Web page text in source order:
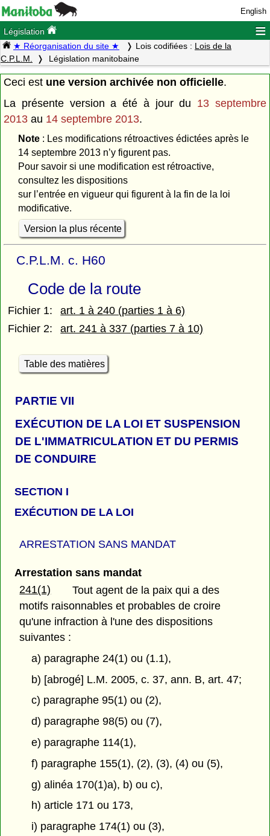
English
Législation ≡
★ Réorganisation du site ★ Lois codifiées : Lois de la
C.P.L.M.
Législation manitobaine
Ceci est une version archivée non officielle.
La présente version a été à jour du 13 septembre
2013 au 14 septembre 2013.
Note: Les modifications rétroactives édictées après le
14 septembre 2013 n’y figurent pas.
Pour savoir si une modification est rétroactive,
consultez les dispositions
sur l’entrée en vigueur qui figurent à la fin de la loi
modificative.
Version la plus récente
C.P.L.M. c. H60
Code de la route
Fichier 1:
art. 1 à 240 (parties 1 à 6)
Fichier 2:
art. 241 à 337 (parties 7 à 10)
Table des matières
PARTIEVII
EXÉCUTION DE LA LOI ET SUSPENSION
DE L'IMMATRICULATION ET DU PERMIS
DE CONDUIRE
SECTION I
EXÉCUTION DE LA LOI
ARRESTATION SANS MANDAT
Arrestation sans mandat
241(1)
Tout agent de la paix qui a des
motifs raisonnables et probables de croire
qu'une infraction à l'une des dispositions
suivantes :
a) paragraphe 24(1) ou (1.1),
b) [abrogé] L.M. 2005, c. 37, ann. B, art. 47;
c) paragraphe 95(1) ou (2),
d) paragraphe 98(5) ou (7),
e) paragraphe 114(1),
f) paragraphe 155(1), (2), (3), (4) ou (5),
g) alinéa 170(1)a), b) ou c),
h) article 171 ou 173,
i) paragraphe 174(1) ou (3),